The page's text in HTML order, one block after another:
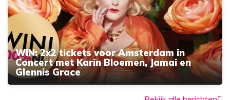
WIN: 2x2 tickets voor Amsterdam in
Concert met Karin Bloemen, Jamai en
Glennis Grace